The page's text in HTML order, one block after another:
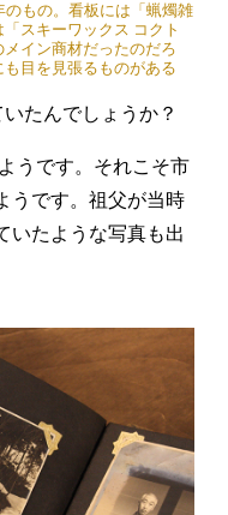
のもの。看板には「蝋燭雑
スキーワックス コクト
イン商材だったのだろ
目を見張るものがある
たんでしょうか？
うです。それこそ市
うです。祖父が当時
いたような写真も出